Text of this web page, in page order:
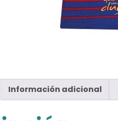
Información adicional